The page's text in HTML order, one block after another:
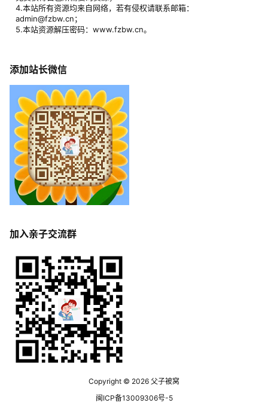
4.本站所有资源均来自网络，若有侵权请联系邮箱：
admin@fzbw.cn；
5.本站资源解压密码：www.fzbw.cn。
添加站长微信
加入亲子交流群
Copyright © 2026 父子被窝
闽ICP备13009306号-5